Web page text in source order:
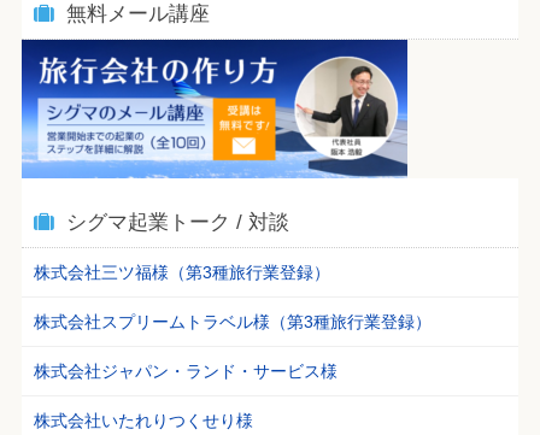
無料メール講座
シグマ起業トーク / 対談
株式会社三ツ福様（第3種旅行業登録）
株式会社スプリームトラベル様（第3種旅行業登録）
株式会社ジャパン・ランド・サービス様
株式会社いたれりつくせり様